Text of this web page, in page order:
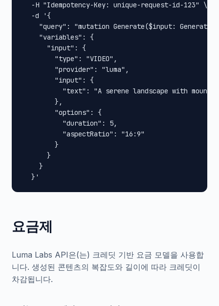
  -H "Idempotency-Key: unique-request-id-123" \
  -d '{
"query": "mutation Generate($input:
    "variables": {
      "input": {
        "type": "VIDEO",
        "provider": "luma",
        "input": {
"text": "A serene landscape with
        },
        "options": {
          "duration": 5,
          "aspectRatio": "16:9"
        }
      }
    }
  }'
요금제
Luma Labs API은(는) 크레딧 기반 요금 모델을 사용합
니다. 생성된 콘텐츠의 복잡도와 길이에 따라 크레딧이
차감됩니다.